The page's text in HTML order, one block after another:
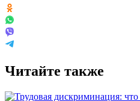
Читайте также